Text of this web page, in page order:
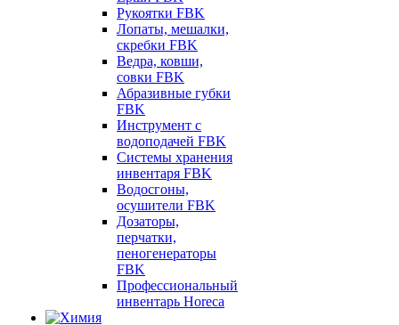
Рукоятки FBK
Лопаты, мешалки,
скребки FBK
Ведра, ковши,
совки FBK
Абразивные губки
FBK
Инструмент с
водоподачей FBK
Системы хранения
инвентаря FBK
Водосгоны,
осушители FBK
Дозаторы,
перчатки,
пеногенераторы
FBK
Профессиональный
инвентарь Horeca